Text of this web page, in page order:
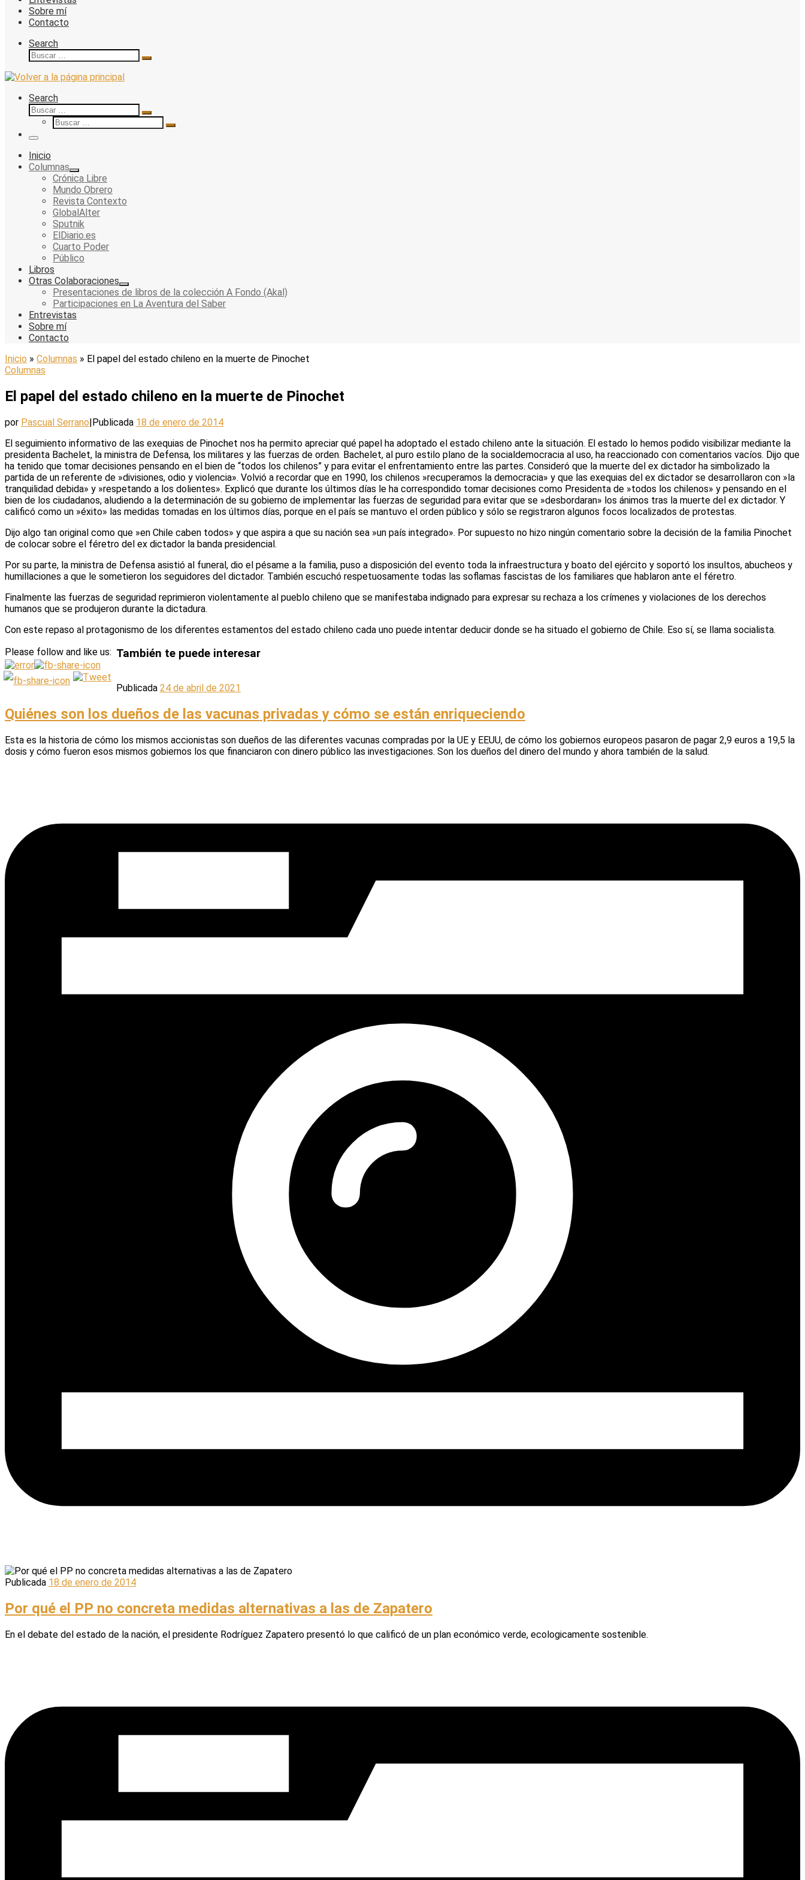
Sobre mí
Contacto
Search
Buscar
Buscar
Search
Buscar
Buscar
…
Buscar
Buscar
Menu
Inicio
Columnas
Crónica Libre
Mundo Obrero
Revista Contexto
GlobalAlter
Sputnik
ElDiario.es
Cuarto Poder
Público
Libros
Otras Colaboraciones
Presentaciones de libros de la colección A Fondo (Akal)
Participaciones en La Aventura del Saber
Entrevistas
Sobre mí
Contacto
Inicio » Columnas » El papel del estado chileno en la muerte de Pinochet
Columnas
El papel del estado chileno en la muerte de Pinochet
por Pascual Serrano|Publicada 18 de enero de 2014
El seguimiento informativo de las exequias de Pinochet nos ha permito apreciar qué papel ha adoptado el estado chileno ante la situación. El estado lo hemos podido visibilizar mediante la
presidenta Bachelet, la ministra de Defensa, los militares y las fuerzas de orden. Bachelet, al puro estilo plano de la socialdemocracia al uso, ha reaccionado con comentarios vacíos. Dijo que
ha tenido que tomar decisiones pensando en el bien de “todos los chilenos” y para evitar el enfrentamiento entre las partes. Consideró que la muerte del ex dictador ha simbolizado la
partida de un referente de »divisiones, odio y violencia». Volvió a recordar que en 1990, los chilenos »recuperamos la democracia» y que las exequias del ex dictador se desarrollaron con »la
tranquilidad debida» y »respetando a los dolientes». Explicó que durante los últimos días le ha correspondido tomar decisiones como Presidenta de »todos los chilenos» y pensando en el
bien de los ciudadanos, aludiendo a la determinación de su gobierno de implementar las fuerzas de seguridad para evitar que se »desbordaran» los ánimos tras la muerte del ex dictador. Y
calificó como un »éxito» las medidas tomadas en los últimos días, porque en el país se mantuvo el orden público y sólo se registraron algunos focos localizados de protestas.
Dijo algo tan original como que »en Chile caben todos» y que aspira a que su nación sea »un país integrado». Por supuesto no hizo ningún comentario sobre la decisión de la familia Pinochet
de colocar sobre el féretro del ex dictador la banda presidencial.
Por su parte, la ministra de Defensa asistió al funeral, dio el pésame a la familia, puso a disposición del evento toda la infraestructura y boato del ejército y soportó los insultos, abucheos y
humillaciones a que le sometieron los seguidores del dictador. También escuchó respetuosamente todas las soflamas fascistas de los familiares que hablaron ante el féretro.
Finalmente las fuerzas de seguridad reprimieron violentamente al pueblo chileno que se manifestaba indignado para expresar su rechaza a los crímenes y violaciones de los derechos
humanos que se produjeron durante la dictadura.
Con este repaso al protagonismo de los diferentes estamentos del estado chileno cada uno puede intentar deducir donde se ha situado el gobierno de Chile. Eso sí, se llama socialista.
Please follow and like us: También te puede interesar
Publicada 24 de abril de 2021
Quiénes son los dueños de las vacunas privadas y cómo se están enriqueciendo
Esta es la historia de cómo los mismos accionistas son dueños de las diferentes vacunas compradas por la UE y EEUU, de cómo los gobiernos europeos pasaron de pagar 2,9 euros a 19,5 la
dosis y cómo fueron esos mismos gobiernos los que financiaron con dinero público las investigaciones. Son los dueños del dinero del mundo y ahora también de la salud.
Publicada 18 de enero de 2014
Por qué el PP no concreta medidas alternativas a las de Zapatero
En el debate del estado de la nación, el presidente Rodríguez Zapatero presentó lo que calificó de un plan económico verde, ecologicamente sostenible.